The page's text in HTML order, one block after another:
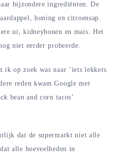
bijzondere ingrediënten. De
honing en citroensap.
ui, kidneybonen en mais. Het
niet eerder probeerde.
op zoek was naar ‘iets lekkers
reden kwam Google met
bean and corn tacos’
dat de supermarkt niet alle
alle hoeveelheden in